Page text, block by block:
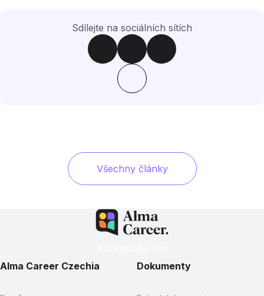
Sdílejte na sociálních sítích
Všechny články
Alma Career Czechia
Dokumenty